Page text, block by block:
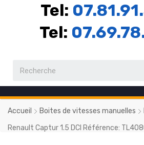
Tel:
Tel:
Accueil Boites de vitesses manuelles
Renault Captur 1.5 DCI Référence: